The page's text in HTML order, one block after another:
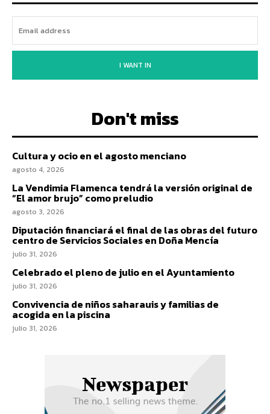
I WANT IN
Don't miss
Cultura y ocio en el agosto menciano
agosto 4, 2026
La Vendimia Flamenca tendrá la versión original de
“El amor brujo” como preludio
agosto 3, 2026
Diputación financiará el final de las obras del futuro
centro de Servicios Sociales en Doña Mencía
julio 31, 2026
Celebrado el pleno de julio en el Ayuntamiento
julio 31, 2026
Convivencia de niños saharauis y familias de
acogida en la piscina
julio 31, 2026